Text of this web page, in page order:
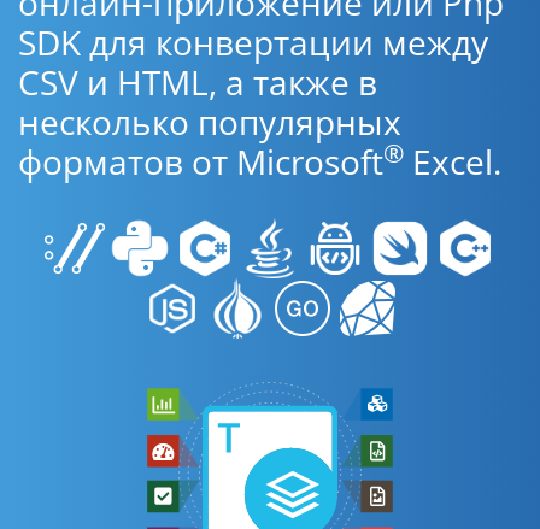
SDK для конвертации между
CSV и HTML, а также в
несколько популярных
форматов от Microsoft® Excel.